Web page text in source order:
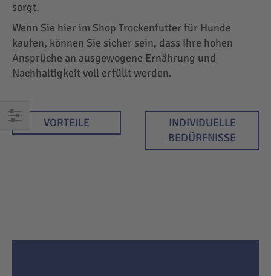
EINKAUFEN
sorgt.
Wenn Sie hier im Shop Trockenfutter für Hunde
kaufen, können Sie sicher sein, dass Ihre hohen
Ansprüche an ausgewogene Ernährung und
Nachhaltigkeit voll erfüllt werden.
VORTEILE
INDIVIDUELLE
BEDÜRFNISSE